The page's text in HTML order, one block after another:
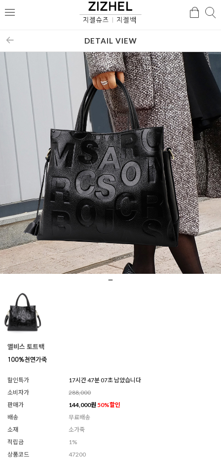
메
검
DETAIL VIEW
앨비스 토트백
할인특가
17시간 47분 04초 남았습니다
소비자가
288,000
판매가
144,000원 50%할인
배송
무료배송
소재
소가죽
적립금
1%
상품코드
47200